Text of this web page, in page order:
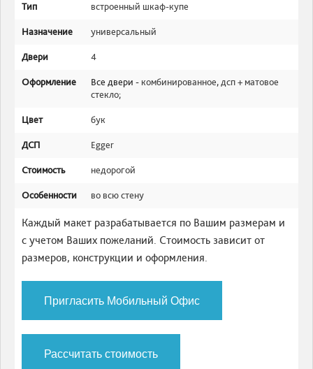
Тип встроенный шкаф-купе
Назначение универсальный
Двери 4
Оформление Все двери - комбинированное,дсп + матовое
стекло;
Цвет бук
ДСП Egger
Стоимость недорогой
Особенности во всю стену
Каждый макет разрабатывается по Вашим размерам и
с учетом Ваших пожеланий. Стоимость зависит от
размеров, конструкции и оформления.
Пригласить Мобильный Офис
Рассчитать стоимость